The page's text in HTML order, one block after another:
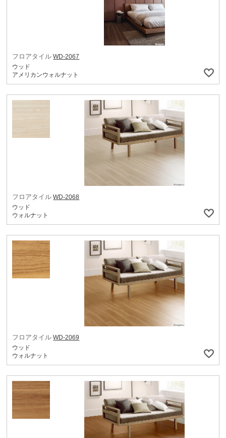
フロアタイル WD-2067
ウッド
アメリカンウォルナット
フロアタイル WD-2068
ウッド
ウォルナット
フロアタイル WD-2069
ウッド
ウォルナット